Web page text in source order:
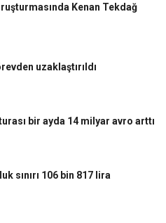
Kenan Tekdağ
uzaklaştırıldı
bir ayda 14 milyar avro arttı
sınırı 106 bin 817 lira